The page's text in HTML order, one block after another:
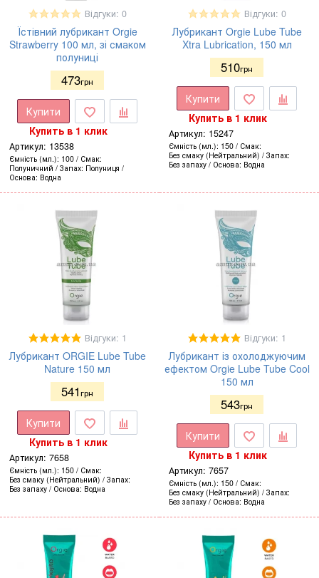
Відгуки: 0
Їстівний лубрикант Orgie
Strawberry 100 мл, зі смаком
полуниці
473грн
Купити
Купить в 1 клик
Артикул: 13538
Ємність (мл.) 100
Смак
Полуничний
Запах Полуниця
Основа Водна
Відгуки: 0
Лубрикант Orgie Lube Tube
Xtra Lubrication, 150 мл
510грн
Купити
Купить в 1 клик
Артикул: 15247
Ємність (мл.) 150
Смак
Без смаку (Нейтральний)
Запах
Без запаху
Основа Водна
Відгуки: 1
Лубрикант ORGIE Lube Tube
Nature 150 мл
541грн
Купити
Купить в 1 клик
Артикул: 7658
Ємність (мл.) 150
Смак
Без смаку (Нейтральний)
Запах
Без запаху
Основа Водна
Відгуки: 1
Лубрикант із охолоджуючим
ефектом Orgie Lube Tube Cool
150 мл
543грн
Купити
Купить в 1 клик
Артикул: 7657
Ємність (мл.) 150
Смак
Без смаку (Нейтральний)
Запах
Без запаху
Основа Водна